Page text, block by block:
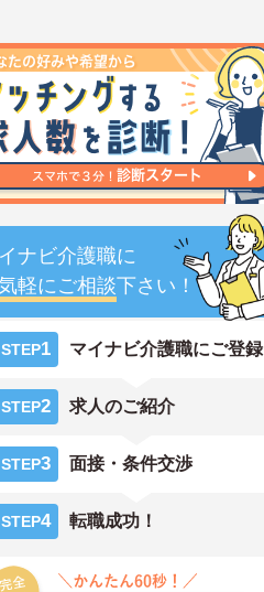
ナビ介護職に
軽にご相談下さい！
STEP1 マイナビ介護職にご登録
STEP2 求人のご紹介
STEP3 面接・条件交渉
STEP4 転職成功！